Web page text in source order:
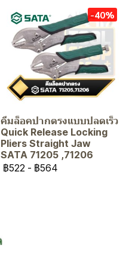
-40%
คีมล็อคปากตรงแบบปลดเร็ว
Quick Release Locking
Pliers Straight Jaw
SATA 71205 ,71206
฿522 - ฿564